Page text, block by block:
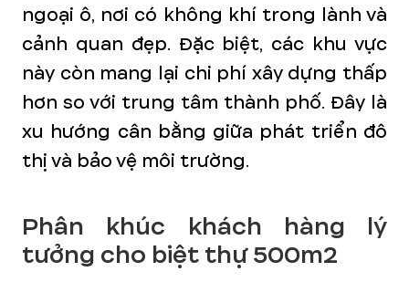
ngoại ô, nơi có không khí trong lành và
cảnh quan đẹp. Đặc biệt, các khu vực
này còn mang lại chi phí xây dựng thấp
hơn so với trung tâm thành phố. Đây là
xu hướng cân bằng giữa phát triển đô
thị và bảo vệ môi trường.
Phân khúc khách hàng lý
tưởng cho biệt thự 500m2